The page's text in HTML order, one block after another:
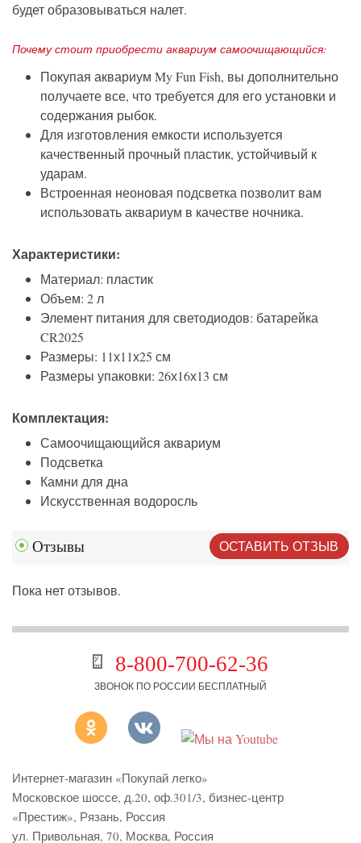
будет образовываться налет.
Почему стоит приобрести аквариум самоочищающийся:
Покупая аквариум My Fun Fish, вы дополнительно
получаете все, что требуется для его установки и
содержания рыбок.
Для изготовления емкости используется
качественный прочный пластик, устойчивый к
ударам.
Встроенная неоновая подсветка позволит вам
использовать аквариум в качестве ночника.
Характеристики:
Материал: пластик
Объем: 2 л
Элемент питания для светодиодов: батарейка
CR2025
Размеры: 11х11х25 см
Размеры упаковки: 26х16х13 см
Комплектация:
Самоочищающийся аквариум
Подсветка
Камни для дна
Искусственная водоросль
Отзывы ОСТАВИТЬ ОТЗЫВ
Пока нет отзывов.
8-800-700-62-36
ЗВОНОК ПО РОССИИ БЕСПЛАТНЫЙ
Интернет-магазин «Покупай легко»
Московское шоссе, д.20, оф.301/3, бизнес-центр
«Престиж», Рязань, Россия
ул. Привольная, 70, Москва, Россия